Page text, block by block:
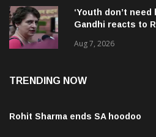
‘Youth don’t
Gandhi reacts to
Aug 7, 2026
TRENDING NOW
Rohit Sharma ends SA hoodoo